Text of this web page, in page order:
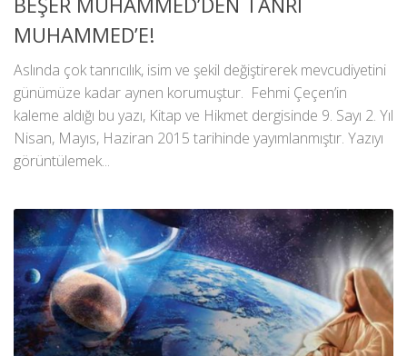
MUHAMMED’E!
Aslında çok tanrıcılık, isim ve şekil değiştirerek mevcudiyetini
günümüze kadar aynen korumuştur. Fehmi Çeçen’in
kaleme aldığı bu yazı, Kitap ve Hikmet dergisinde 9. Sayı 2. Yıl
Nisan, Mayıs, Haziran 2015 tarihinde yayımlanmıştır. Yazıyı
görüntülemek...